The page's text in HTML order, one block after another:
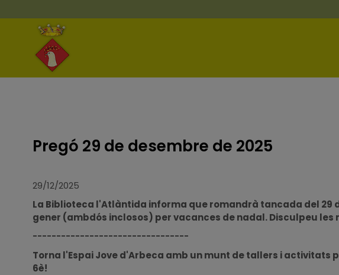
Pregó 29 de desembre de 2025
29/12/2025
La Biblioteca l'Atlàntida informa que romandrà tancada del 29
gener (ambdós inclosos) per vacances de nadal. Disculpeu les
---------------------------------
Torna l'Espai Jove d'Arbeca amb un munt de tallers i activitats
6è!